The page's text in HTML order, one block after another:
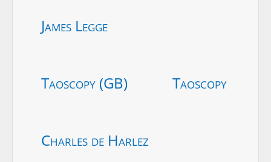
James Legge
Taoscopy (GB) Taoscopy
Charles de Harlez